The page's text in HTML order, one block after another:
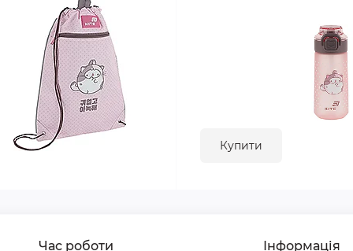
Купити
Час роботи Інформація